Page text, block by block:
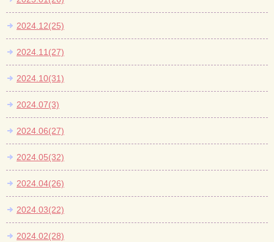
2024.12(25)
2024.11(27)
2024.10(31)
2024.07(3)
2024.06(27)
2024.05(32)
2024.04(26)
2024.03(22)
2024.02(28)